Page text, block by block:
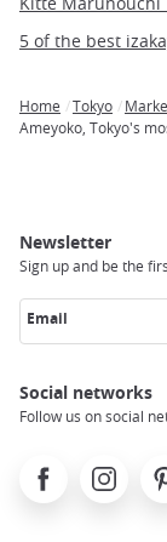
5 of the best
Breadcrumb
Home Tokyo
Ameyoko, Tokyo's
Newsletter
Sign up and be the
Email
Social networks
Follow us on social
FacebookInstagram